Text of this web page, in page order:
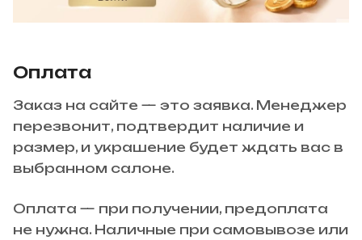
Оплата
Заказ на сайте — это заявка. Менеджер
перезвонит, подтвердит наличие и
размер, и украшение будет ждать вас в
выбранном салоне.
Оплата — при получении, предоплата
не нужна. Наличные при самовывозе или